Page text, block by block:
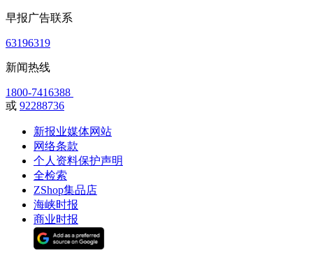
早报广告联系
63196319
新闻热线
1800-7416388
或 92288736
新报业媒体网站
网络条款
个人资料保护声明
全检索
ZShop集品店
海峡时报
商业时报